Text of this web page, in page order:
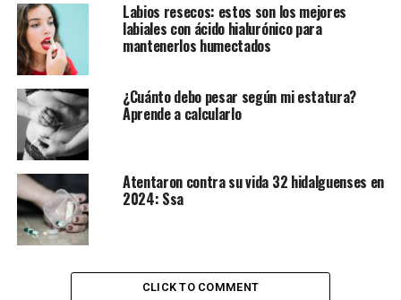
Labios resecos: estos son los mejores
labiales con ácido hialurónico para
mantenerlos humectados
¿Cuánto debo pesar según mi estatura?
Aprende a calcularlo
Atentaron contra su vida 32 hidalguenses en
2024: Ssa
CLICK TO COMMENT